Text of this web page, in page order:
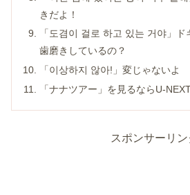
きだよ！
「도겸이 걸로 하고 있는 거야」
歯磨きしているの？
「이상하지 않아!」変じゃないよ
「ナナツアー」を見るならU-
スポンサーリン